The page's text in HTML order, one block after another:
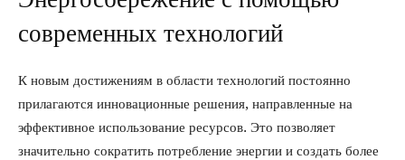
современных технологий
К новым достижениям в области технологий постоянно
прилагаются инновационные решения, направленные на
эффективное использование ресурсов. Это позволяет
значительно сократить потребление энергии и создать более